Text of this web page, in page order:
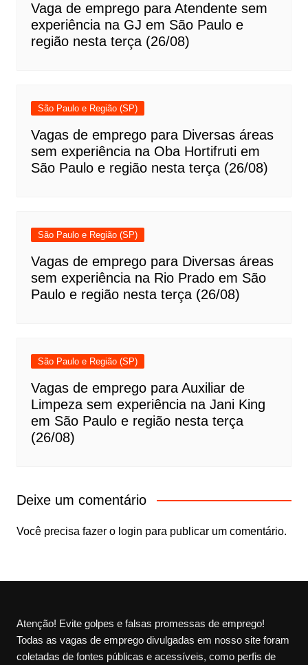
Vaga de emprego para Atendente sem
experiência na GJ em São Paulo e
região nesta terça (26/08)
São Paulo e Região (SP)
Vagas de emprego para Diversas áreas
sem experiência na Oba Hortifruti em
São Paulo e região nesta terça (26/08)
São Paulo e Região (SP)
Vagas de emprego para Diversas áreas
sem experiência na Rio Prado em São
Paulo e região nesta terça (26/08)
São Paulo e Região (SP)
Vagas de emprego para Auxiliar de
Limpeza sem experiência na Jani King
em São Paulo e região nesta terça
(26/08)
Deixe um comentário
Você precisa fazer o login para publicar um comentário.
Atenção! Evite golpes e falsas promessas de emprego!
Todas as vagas de emprego divulgadas em nosso site foram
coletadas de fontes públicas e acessíveis, como perfis de